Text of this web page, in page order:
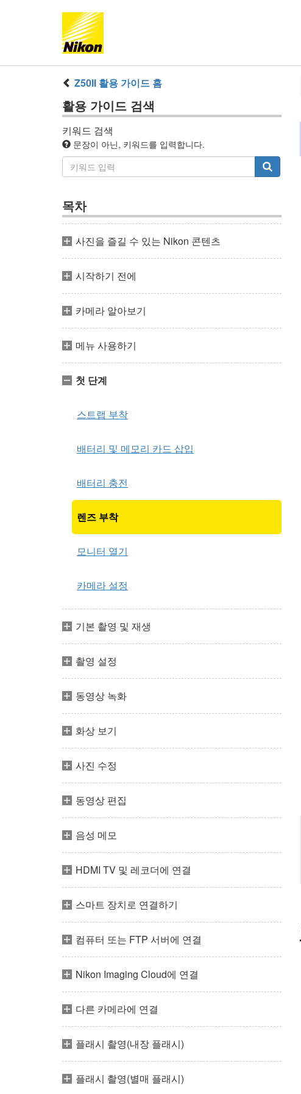
Z50II 활용 가이드 홈
활용 가이드 검색
키워드 검색
문장이 아닌, 키워드를 입력합니다.
목차
사진을 즐길 수 있는 Nikon 콘텐츠
시작하기 전에
카메라 알아보기
메뉴 사용하기
첫 단계
스트랩 부착
배터리 및 메모리 카드 삽입
배터리 충전
렌즈 부착
모니터 열기
카메라 설정
기본 촬영 및 재생
촬영 설정
동영상 녹화
화상 보기
사진 수정
동영상 편집
음성 메모
HDMI TV 및 레코더에 연결
스마트 장치로 연결하기
컴퓨터 또는 FTP 서버에 연결
Nikon Imaging Cloud에 연결
다른 카메라에 연결
플래시 촬영(내장 플래시)
플래시 촬영(별매 플래시)